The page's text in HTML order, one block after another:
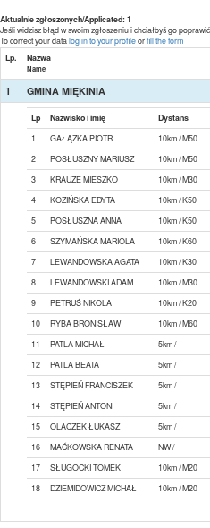
Aktualnie zgłoszonych/Applicated: 1
Jeśli widzisz błąd w swoim zgłoszeniu i chciałbyś go poprawić
To correct your datalog in to your profileorfill the form
Lp.
Nazwa
Name
1 GMINA MIĘKINIA
Lp Nazwisko i imię Dystans
1
GAŁĄZKA PIOTR 10km / M50
2
POSŁUSZNY MARIUSZ 10km / M50
3
KRAUZE MIESZKO 10km / M30
4
KOZIŃSKA EDYTA 10km / K50
5
POSŁUSZNA ANNA 10km / K50
6
SZYMAŃSKA MARIOLA 10km / K60
7
LEWANDOWSKA AGATA 10km / K30
8
LEWANDOWSKI ADAM 10km / M30
9
PETRUŚ NIKOLA 10km / K20
10
RYBA BRONISŁAW 10km / M60
11
PATLA MICHAŁ 5km /
12
PATLA BEATA 5km /
13
STĘPIEŃ FRANCISZEK 5km /
14
STĘPIEŃ ANTONI 5km /
15
OLACZEK ŁUKASZ 5km /
16
MAĆKOWSKA RENATA NW /
17
SŁUGOCKI TOMEK 10km / M20
18
DZIEMIDOWICZ MICHAŁ 10km / M20